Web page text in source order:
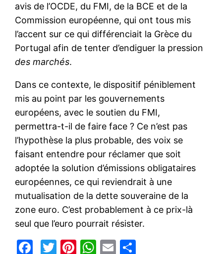
avis de l’OCDE, du FMI, de la BCE et de la
Commission européenne, qui ont tous mis
l’accent sur ce qui différenciait la Grèce du
Portugal afin de tenter d’endiguer la pression
des marchés.
Dans ce contexte, le dispositif péniblement
mis au point par les gouvernements
européens, avec le soutien du FMI,
permettra-t-il de faire face ? Ce n’est pas
l’hypothèse la plus probable, des voix se
faisant entendre pour réclamer que soit
adoptée la solution d’émissions obligataires
européennes, ce qui reviendrait à une
mutualisation de la dette souveraine de la
zone euro. C’est probablement à ce prix-là
seul que l’euro pourrait résister.
Facebook
Twitter
Pinterest
WhatsApp
Email